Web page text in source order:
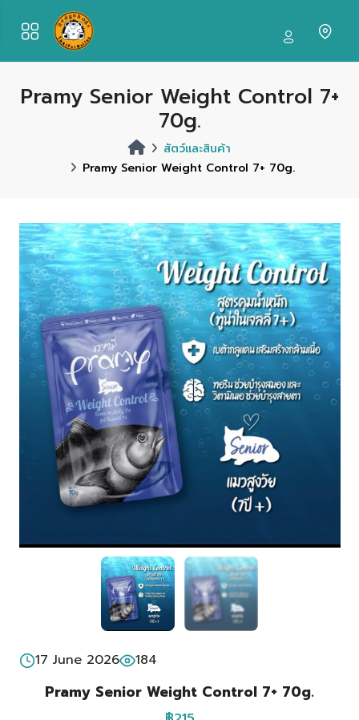
Pramy Senior Weight Control 7+
70g.
สัตว์และสินค้า
Pramy Senior Weight Control 7+ 70g.
17 June 2026 184
Pramy Senior Weight Control 7+ 70g.